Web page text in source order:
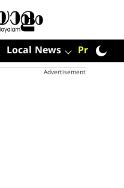
Local News Premium
Advertisement